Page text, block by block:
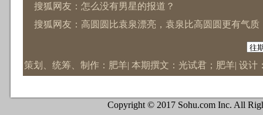
搜狐网友：高圆圆比袁泉漂亮，袁泉比高圆圆更有气质
搜狐网友：郑秀文老了……！
策划、统筹、制作：肥羊| 本期撰文：光试君；肥羊| 设计
Copyright © 2017 Sohu.com Inc. All